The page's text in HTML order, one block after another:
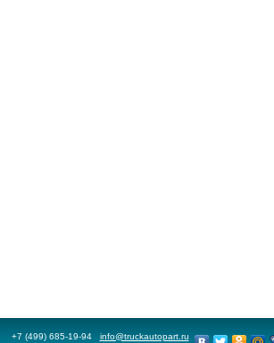
+7 (499) 685-19-94 info@truckautopart.ru